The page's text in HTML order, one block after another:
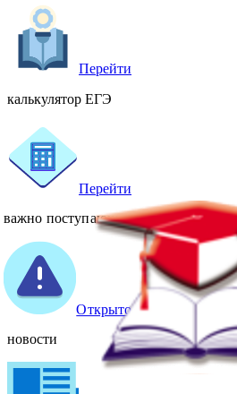
Перейти
калькулятор ЕГЭ
Перейти
важно поступающему
Открыто
новости